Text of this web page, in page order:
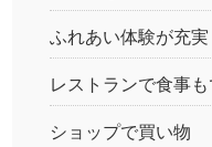
ふれあい体験が充実
レストランで食事も
ショップで買い物